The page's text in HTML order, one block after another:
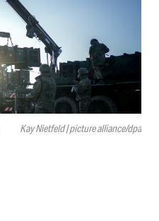
Kay Nietfeld | picture alliance/dpa